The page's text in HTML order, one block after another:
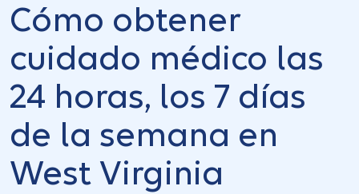
Cómo obtener
cuidado médico las
24 horas, los 7 días
de la semana en
West Virginia